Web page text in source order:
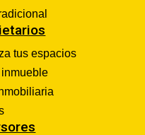
tus espacios